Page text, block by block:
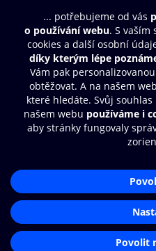
Obsah ke stažení
Moje O2 Knihovna
Další zábava
© O2 Czech Republic a.s.
Přístupnost
Zásady zpracování osobních
Nastavení cookies
Čti a